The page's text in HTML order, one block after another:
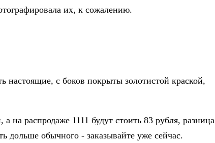
их, к сожалению.
настоящие, с боков покрыты золотистой краской,
а на распродаже 1111 будут стоить 83 рубля, разница
дольше обычного - заказывайте уже сейчас.